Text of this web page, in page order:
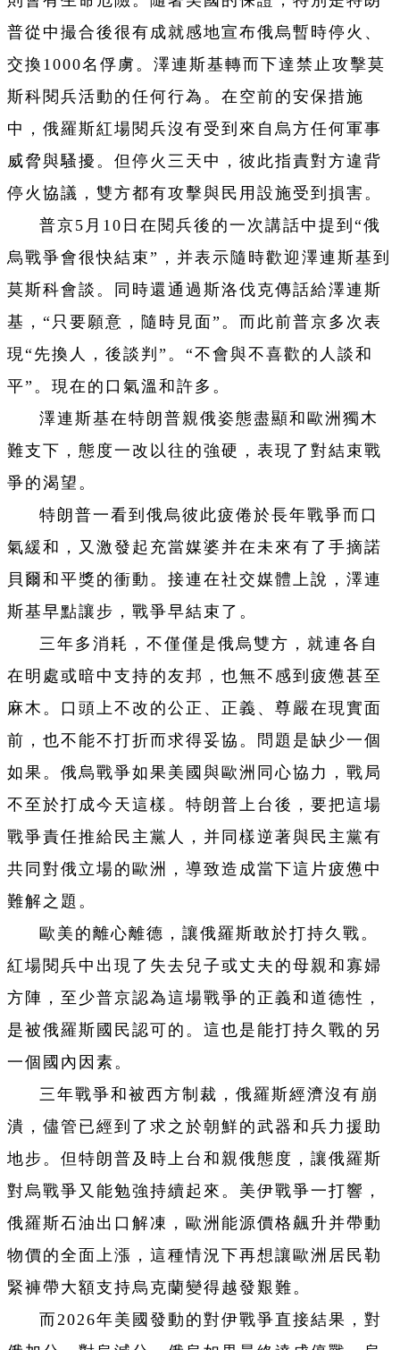
普從中撮合後很有成就感地宣布俄烏暫時停火、
交換1000名俘虜。澤連斯基轉而下達禁止攻擊莫
斯科閱兵活動的任何行為。在空前的安保措施
中，俄羅斯紅場閱兵沒有受到來自烏方任何軍事
威脅與騷擾。但停火三天中，彼此指責對方違背
停火協議，雙方都有攻擊與民用設施受到損害。
普京5月10日在閱兵後的一次講話中提到“俄
烏戰爭會很快結束”，并表示隨時歡迎澤連斯基到
莫斯科會談。同時還通過斯洛伐克傳話給澤連斯
基，“只要願意，隨時見面”。而此前普京多次表
現“先換人，後談判”。“不會與不喜歡的人談和
平”。現在的口氣溫和許多。
澤連斯基在特朗普親俄姿態盡顯和歐洲獨木
難支下，態度一改以往的強硬，表現了對結束戰
爭的渴望。
特朗普一看到俄烏彼此疲倦於長年戰爭而口
氣緩和，又激發起充當媒婆并在未來有了手摘諾
貝爾和平獎的衝動。接連在社交媒體上說，澤連
斯基早點讓步，戰爭早結束了。
三年多消耗，不僅僅是俄烏雙方，就連各自
在明處或暗中支持的友邦，也無不感到疲憊甚至
麻木。口頭上不改的公正、正義、尊嚴在現實面
前，也不能不打折而求得妥協。問題是缺少一個
如果。俄烏戰爭如果美國與歐洲同心協力，戰局
不至於打成今天這樣。特朗普上台後，要把這場
戰爭責任推給民主黨人，并同樣逆著與民主黨有
共同對俄立場的歐洲，導致造成當下這片疲憊中
難解之題。
歐美的離心離德，讓俄羅斯敢於打持久戰。
紅場閱兵中出現了失去兒子或丈夫的母親和寡婦
方陣，至少普京認為這場戰爭的正義和道德性，
是被俄羅斯國民認可的。這也是能打持久戰的另
一個國內因素。
三年戰爭和被西方制裁，俄羅斯經濟沒有崩
潰，儘管已經到了求之於朝鮮的武器和兵力援助
地步。但特朗普及時上台和親俄態度，讓俄羅斯
對烏戰爭又能勉強持續起來。美伊戰爭一打響，
俄羅斯石油出口解凍，歐洲能源價格飆升并帶動
物價的全面上漲，這種情況下再想讓歐洲居民勒
緊褲帶大額支持烏克蘭變得越發艱難。
而2026年美國發動的對伊戰爭直接結果，對